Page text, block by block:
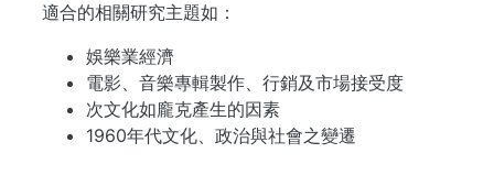
適合的相關研究主題如：
娛樂業經濟
電影、音樂專輯製作、行銷及市場接受度
次文化如龐克產生的因素
1960年代文化、政治與社會之變遷